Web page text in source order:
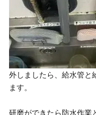
外しましたら、給水管と
ます。
研磨ができたら防水作業